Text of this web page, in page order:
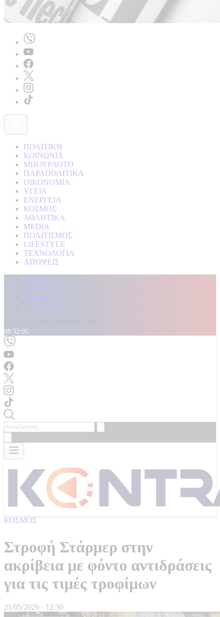
ΠΟΛΙΤΙΚΗ
ΚΟΙΝΩΝΙΑ
ΜΠΟΥΡΛΟΤΟ
ΠΑΡΑΠΟΛΙΤΙΚΑ
ΟΙΚΟΝΟΜΙΑ
ΥΓΕΙΑ
ΕΝΕΡΓΕΙΑ
ΚΟΣΜΟΣ
ΑΘΛΗΤΙΚΑ
MEDIA
ΠΟΛΙΤΙΣΜΟΣ
LIFESTYLE
ΤΕΧΝΟΛΟΓΙΑ
ΑΠΟΨΕΙΣ
Αρχική
Kontra Live
Καταγγελίες
Επικοινωνία
08:32:07
ΚΟΣΜΟΣ
Στροφή Στάρμερ στην
ακρίβεια με φόντο αντιδράσεις
για τις τιμές τροφίμων
21/05/2026 - 12:30